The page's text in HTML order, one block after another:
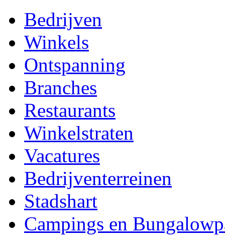
Bedrijven
Winkels
Ontspanning
Branches
Restaurants
Winkelstraten
Vacatures
Bedrijventerreinen
Stadshart
Campings en